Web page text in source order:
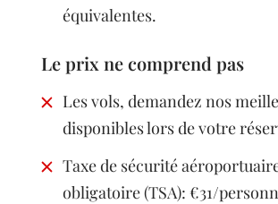
équivalentes.
Le prix ne comprend pas
Les vols, demandez nos
disponibles lors de votre
Taxe de sécurité
obligatoire (TSA): €31/